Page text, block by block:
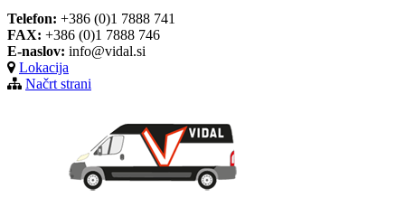
Telefon: +386 (0)1 7888 741
FAX: +386 (0)1 7888 746
E-naslov: info@vidal.si
Lokacija
Načrt strani